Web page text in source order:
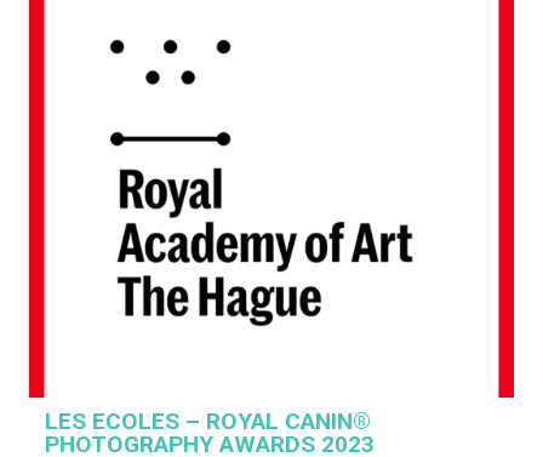
LES ECOLES – ROYAL CANIN®
PHOTOGRAPHY AWARDS 2023